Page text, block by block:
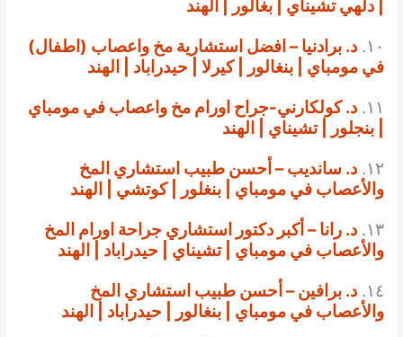
| دلهي تشيناي | بغالور | الهند
١٠. د. برادنيا – افضل استشارية مخ واعصاب (اطفال)
في مومباي | بنغالور | كيرلا | حيدراباد | الهند
١١. د. كولكارني-جراح اورام مخ واعصاب في مومباي
| بنجلور | تشيناي | الهند
١٢. د. سانديب – أحسن طبيب استشاري المخ
والأعصاب في مومباي | بنغلور | كوتشي | الهند
١٣. د. رانا – أكبر دكتور استشاري جراحة اورام المخ
والأعصاب في مومباي | تشيناي | حيدراباد | الهند
١٤. د. برافين – أحسن طبيب استشاري المخ
والأعصاب في مومباي | بنغالور | حيدراباد | الهند